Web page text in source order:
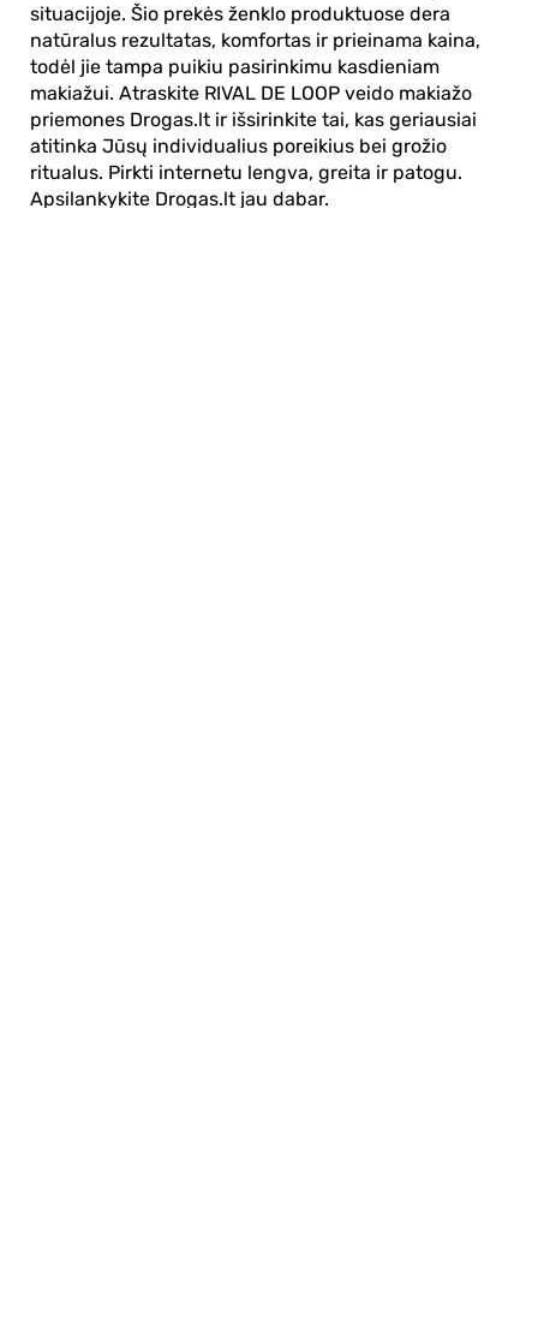
situacijoje. Šio prekės ženklo produktuose dera
natūralus rezultatas, komfortas ir prieinama kaina,
todėl jie tampa puikiu pasirinkimu kasdieniam
makiažui. Atraskite RIVAL DE LOOP veido makiažo
priemones Drogas.lt ir išsirinkite tai, kas geriausiai
atitinka Jūsų individualius poreikius bei grožio
ritualus. Pirkti internetu lengva, greita ir patogu.
Apsilankykite Drogas.lt jau dabar.